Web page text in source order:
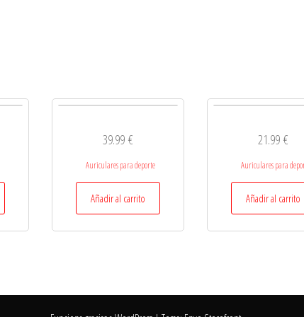
39.99€
Auriculares para deporte
Añadir al carrito
21.99€
Auriculares para
Añadir al carrito